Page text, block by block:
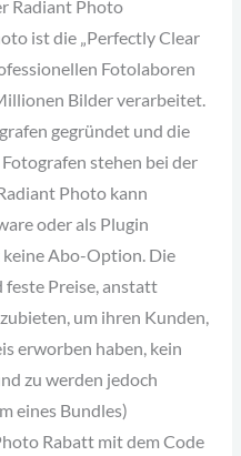
Radiant Photo
ist die „Perfectly Clear
Fotolaboren
Bilder verarbeitet.
gegründet und die
stehen bei der
Photo kann
oder als Plugin
Abo-Option. Die
feste Preise, anstatt
um ihren Kunden,
erworben haben, kein
zu werden jedoch
eines Bundles)
Rabatt mit dem Code